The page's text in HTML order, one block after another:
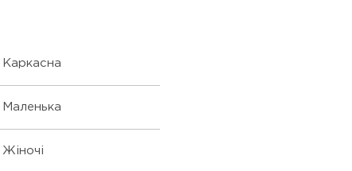
Каркасна
Маленька
Жіночі